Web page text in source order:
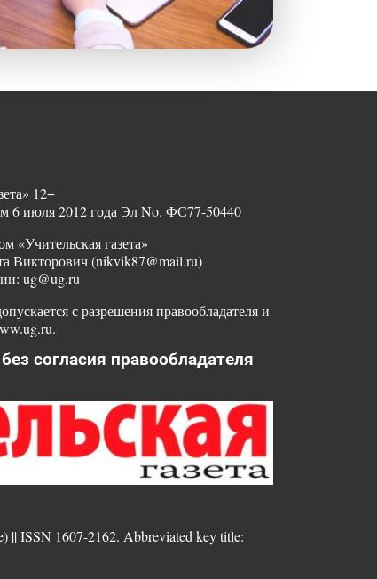
12+
6 июля 2012 года Эл No. ФС77-50440
«Учительская газета»
Викторович (nikvik87@mail.ru)
ug@ug.ru
с разрешения правообладателя и
согласия правообладателя
|| ISSN 1607-2162. Abbreviated key title: